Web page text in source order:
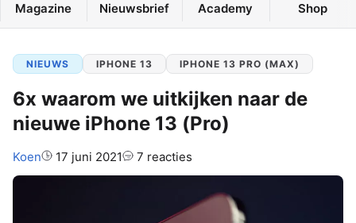
Magazine Nieuwsbrief Academy Shop
NIEUWS IPHONE 13 IPHONE 13 PRO (MAX)
6x waarom we uitkijken naar de
nieuwe iPhone 13 (Pro)
Auteur:
Koen 17 juni 2021 7 reacties